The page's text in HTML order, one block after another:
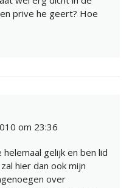
prive he geert? Hoe
om 23:36
helemaal gelijk en ben lid
hier dan ook mijn
over